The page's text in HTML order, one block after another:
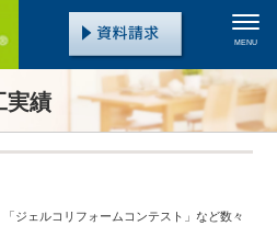
MENU
実績
ジェルコリフォームコンテスト」など数々